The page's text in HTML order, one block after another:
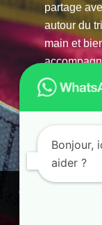
partage
autour du
main et
© 2025 AU
Ce site utilise des
Bonjour,
aider ?